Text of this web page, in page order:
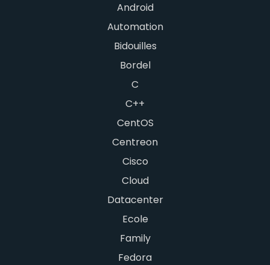
Android
Automation
Bidouilles
Bordel
C
C++
CentOS
Centreon
Cisco
Cloud
Datacenter
Ecole
Family
Fedora